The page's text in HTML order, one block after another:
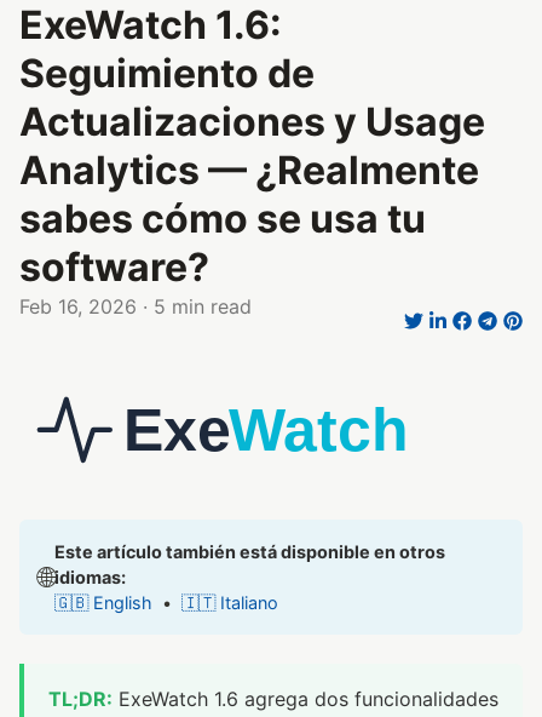
ExeWatch 1.6:
Seguimiento de
Actualizaciones y Usage
Analytics — ¿Realmente
sabes cómo se usa tu
software?
Feb 16, 2026 · 5 min read
🌐
Este artículo también está disponible en otros
idiomas:
🇬🇧 English • 🇮🇹 Italiano
TL;DR: ExeWatch 1.6 agrega dos funcionalidades